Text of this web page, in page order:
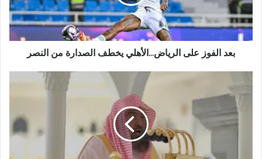
ب
بعد الفوز على الرياض...الأهلي يخطف الصدارة من النصر